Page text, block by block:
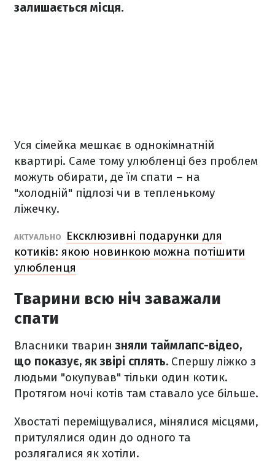
залишається місця.
Уся сімейка мешкає в однокімнатній
квартирі. Саме тому улюбленці без проблем
можуть обирати, де їм спати – на
"холодній" підлозі чи в тепленькому
ліжечку.
АКТУАЛЬНО
Ексклюзивні подарунки для
котиків: якою новинкою можна потішити
улюбленця
Тварини всю ніч заважали
спати
Власники тваринзняли таймлапс-відео,
що показує, як звірі сплять. Спершу ліжко з
людьми "окупував" тільки один котик.
Протягом ночі котів там ставало усе більше.
Хвостаті переміщувалися, мінялися місцями,
притулялися один до одного та
розлягалися як хотіли.